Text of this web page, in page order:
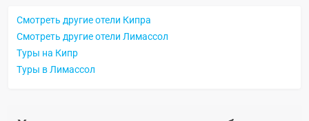
Смотреть другие отели Кипра
Смотреть другие отели Лимассол
Туры на Кипр
Туры в Лимассол